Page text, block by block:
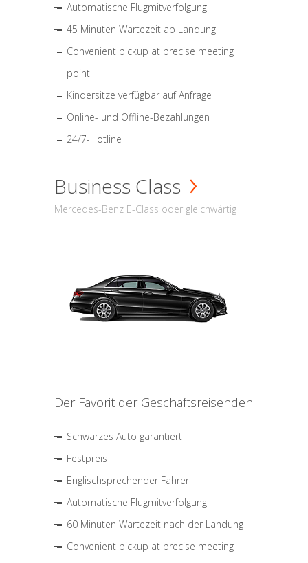
Automatische Flugmitverfolgung
45 Minuten Wartezeit ab Landung
Convenient pickup at precise meeting
point
Kindersitze verfügbar auf Anfrage
Online- und Offline-Bezahlungen
24/7-Hotline
Business Class
Mercedes-Benz E-Class oder gleichwärtig
Der Favorit der Geschäftsreisenden
Schwarzes Auto garantiert
Festpreis
Englischsprechender Fahrer
Automatische Flugmitverfolgung
60 Minuten Wartezeit nach der Landung
Convenient pickup at precise meeting